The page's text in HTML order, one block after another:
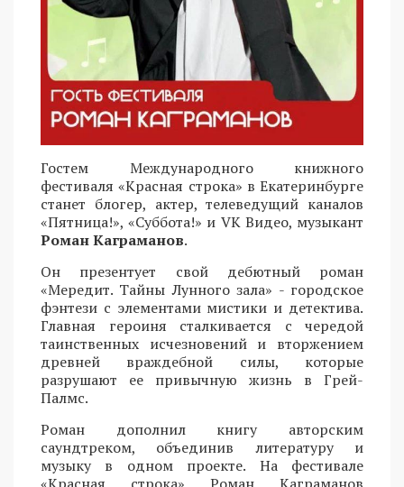
Гостем Международного книжного
фестиваля «Красная строка» в Екатеринбурге
станет блогер, актер, телеведущий каналов
«Пятница!», «Суббота!» и VK Видео, музыкант
Роман Каграманов.
Он презентует свой дебютный роман
«Мередит. Тайны Лунного зала» - городское
фэнтези с элементами мистики и детектива.
Главная героиня сталкивается с чередой
таинственных исчезновений и вторжением
древней враждебной силы, которые
разрушают ее привычную жизнь в Грей-
Палмс.
Роман дополнил книгу авторским
саундтреком, объединив литературу и
музыку в одном проекте. На фестивале
«Красная строка» Роман Каграманов